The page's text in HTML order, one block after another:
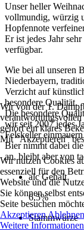
Unser heller
vollmundig, würzig
Hopfennote
Er ist jedes Jahr
verfügbar.
Wie bei all unseren
Niederbayern,
Verzicht auf
besondere Qualität.
Die besondere
wir seit 2007 jedes
Felskeller
Bier nimmt dabei
an, bleibt aber von
alc Gehalt
6,5%
Stammwürze
Wir von der 1.
gehört ein klares
Mit "Akzeptieren"
Wir nutzen Cookies
essenziell für den
Website und die
Sie können selbst
Seite besuchen
AkzeptierenAblehnen
Weitere Informationen